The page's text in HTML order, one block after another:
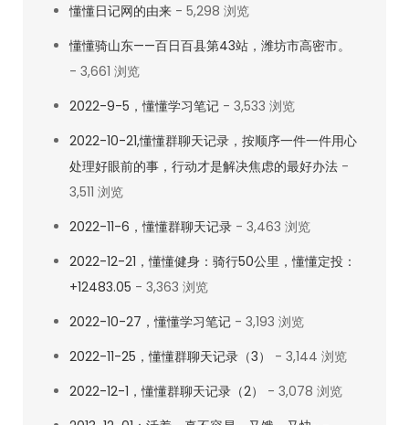
懂懂日记网的由来 - 5,298 浏览
懂懂骑山东——百日百县第43站，潍坊市高密市。
- 3,661 浏览
2022-9-5，懂懂学习笔记 - 3,533 浏览
2022-10-21,懂懂群聊天记录，按顺序一件一件用心
处理好眼前的事，行动才是解决焦虑的最好办法 -
3,511 浏览
2022-11-6，懂懂群聊天记录 - 3,463 浏览
2022-12-21，懂懂健身：骑行50公里，懂懂定投：
+12483.05 - 3,363 浏览
2022-10-27，懂懂学习笔记 - 3,193 浏览
2022-11-25，懂懂群聊天记录（3）
- 3,144 浏览
2022-12-1，懂懂群聊天记录（2）
- 3,078 浏览